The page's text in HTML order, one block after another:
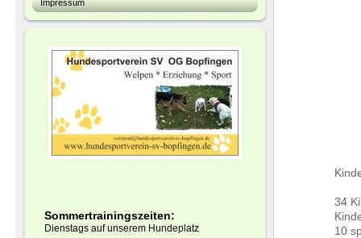
Impressum
Sommertrainingszeiten:
Dienstags auf unserem Hundeplatz
34
10